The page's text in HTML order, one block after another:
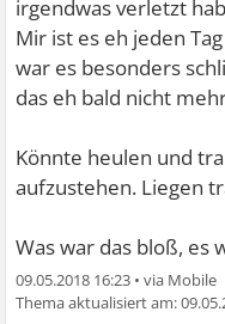
irgendwas verletzt
Mir ist es eh jeden
war es besonders
das eh bald nicht
Könnte heulen und
aufzustehen. Liegen
Was war das bloß, es
09.05.2018 16:23 •